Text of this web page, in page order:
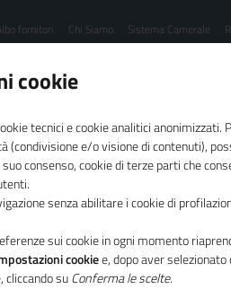
fornitori Chi Siamo Sistema Camerale
circolare" presentazione
cookie
tecnici e cookie analitici anonimizzati.
(condivisione e/o visione di contenuti),
consenso, cookie di terze parti che
senza abilitare i cookie di
sui cookie in ogni momento
cookiee, dopo aver
cliccando suConferma le scelte.